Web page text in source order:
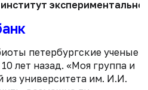
петербургские ученые
лет назад. «Моя группа и
из университета им. И.И.